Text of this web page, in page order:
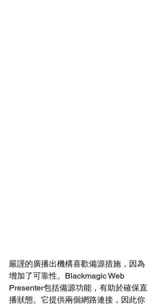
嚴謹的廣播出機構喜歡備源措施，因為
增加了可靠性。Blackmagic Web
Presenter包括備源功能，有助於確保直
播狀態。它提供兩個網路連接，因此你